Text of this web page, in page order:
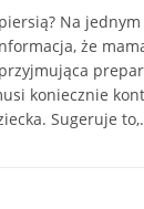
Na
że
koniecznie
Sugeruje